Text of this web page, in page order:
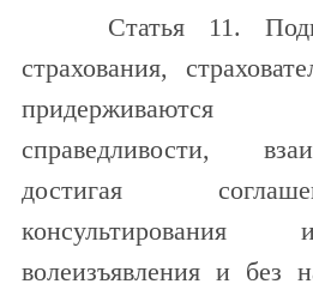
Статья 11.
страхования,
справедливости,
достигая
волеизъявления и без